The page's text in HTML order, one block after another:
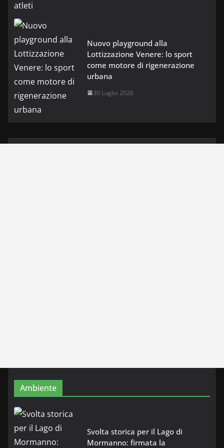
Nuovo playground alla
Lottizzazione Venere: lo sport
come motore di rigenerazione
urbana
30 Luglio 2026
Ambiente
Svolta storica per il Lago di
Mormanno: firmata la